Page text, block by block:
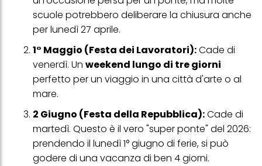
scuole potrebbero deliberare la chiusura anche
per lunedì 27 aprile.
1° Maggio (Festa dei Lavoratori):Cade di
venerdì. Un weekend lungo di tre giorni
perfetto per un viaggio in una città d'arte o al
mare.
2 Giugno (Festa della Repubblica):Cade di
martedì. Questo è il vero "super ponte" del 2026:
prendendo il lunedì 1° giugno di ferie, si può
godere di una vacanza di ben 4 giorni.
personali per tutte le finalità sopra indicate. Se fai clic su "Rifiuta",
verranno utilizzati solo i cookie tecnicamente necessari per fornirti
questo sito web.